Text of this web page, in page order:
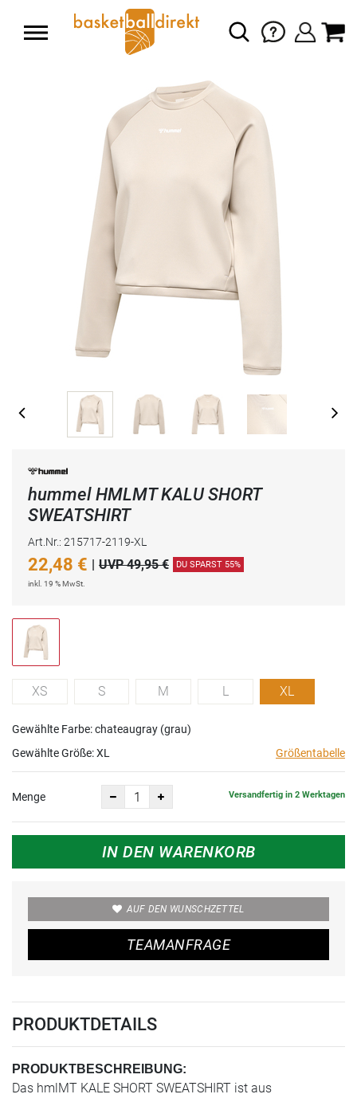
hummel HMLMT KALU SHORT
SWEATSHIRT
Art.Nr.: 215717-2119-XL
22,48 € | UVP 49,95 € DU SPARST 55%
inkl. 19 % MwSt.
XS S M L XL
Gewählte Farbe: chateaugray (grau)
Gewählte Größe:XL Größentabelle
Menge Versandfertig in 2 Werktagen
IN DEN WARENKORB
AUF DEN WUNSCHZETTEL
TEAMANFRAGE
PRODUKTDETAILS
PRODUKTBESCHREIBUNG:
Das hmlMT KALE SHORT SWEATSHIRT ist aus